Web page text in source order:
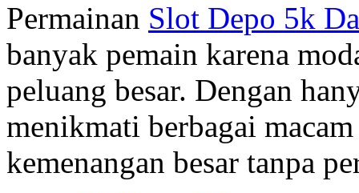
Permainan Slot Depo 5k
banyak pemain karena
peluang besar. Dengan
menikmati berbagai
kemenangan besar tanpa